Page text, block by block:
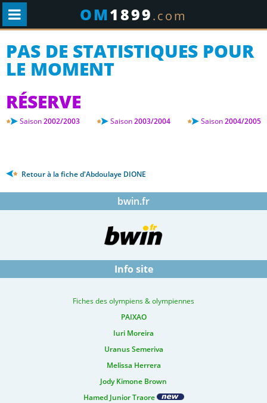
OM1899.com
PAS DE STATISTIQUES POUR
LE MOMENT
RÉSERVE
Saison2002/2003 Saison2003/2004 Saison2004/2005
Retour à la fiche d'Abdoulaye DIONE
bwin.fr
Info site
Fiches des olympiens & olympiennes
PAIXAO
Iuri Moreira
Uranus Semeriva
Melissa Herrera
Jody Kimone Brown
Hamed Junior Traore